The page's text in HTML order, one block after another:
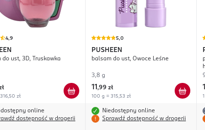
4,9
do ust, 3D, Truskawka
zł
online
dostępność w drogerii
5,0
PUSHEEN
balsam do ust, Owoce Leśne
3,8 g
11 ,99 zł
100 g = 315,53 zł
Niedostępny online
Sprawdź dostępność w drogerii